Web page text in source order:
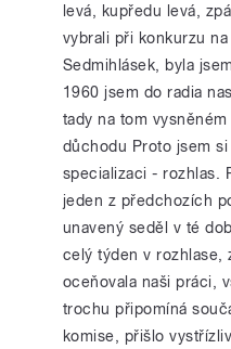
levá, kupředu levá,
vybrali při konkurzu
Sedmihlásek, byla
1960 jsem do radia
tady na tom
důchodu Proto jsem
specializaci - rozhlas.
jeden z předchozích
unavený seděl v té
celý týden v rozhlase,
oceňovala naši práci,
trochu připomíná
komise, přišlo